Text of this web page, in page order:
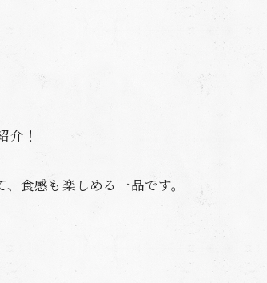
！
食感も楽しめる一品です。